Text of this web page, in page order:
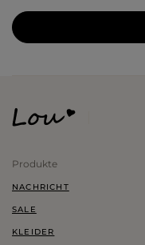
Produkte
NACHRICHT
SALE
KLEIDER